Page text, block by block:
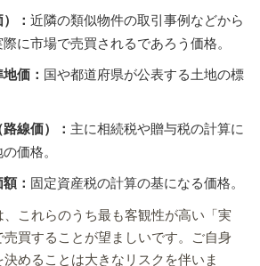
）：近隣の類似物件の取引事例などから
に市場で売買されるであろう価格。
価： 国や都道府県が公表する土地の標
線価）： 主に相続税や贈与税の計算に
価格。
： 固定資産税の計算の基になる価格。
これらのうち最も客観性が高い「実
買することが望ましいです。ご自身
めることは大きなリスクを伴いま